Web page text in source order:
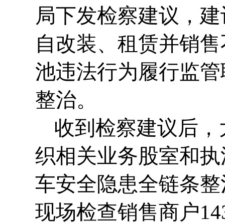
局下发检察建议，
自改装、租赁并销
池违法行为履行监
整治。
收到检察建议后
织相关业务股室和
车安全隐患全链条
现场检查销售商户